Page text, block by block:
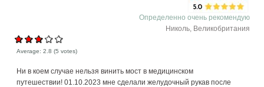
Определенно очень рекомендую
Николь, Великобритания
Average:2.8 (5 votes)
Ни в коем случае нельзя винить мост в медицинском
путешествии! 01.10.2023 мне сделали желудочный рукав после